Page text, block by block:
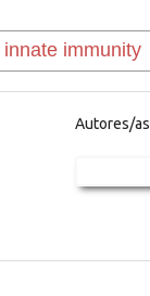
Autores/as